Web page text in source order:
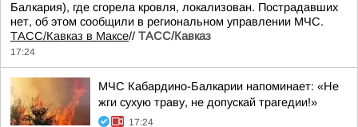
Балкария), где сгорела кровля, локализован. Пострадавших
нет, об этом сообщили в региональном управлении МЧС.
ТАСС/Кавказ в Максе// ТАСС/Кавказ
17:24
МЧС Кабардино-Балкарии напоминает: «Не
жги сухую траву, не допускай трагедии!»
17:24